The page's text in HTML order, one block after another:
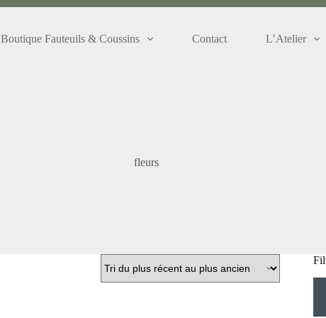
Boutique Fauteuils & Coussins Contact L’Atelier
fleurs